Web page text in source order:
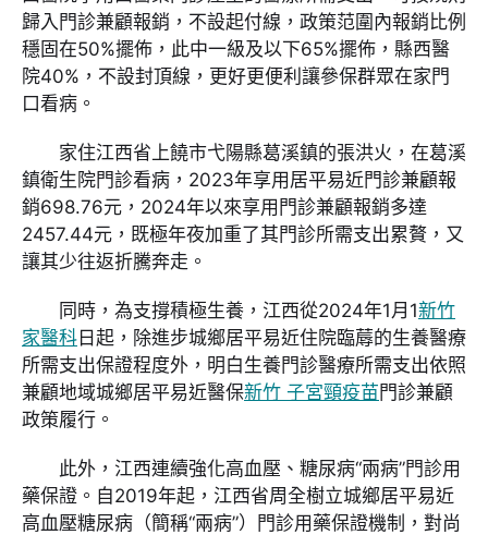
歸入門診兼顧報銷，不設起付線，政策范圍內報銷比例
穩固在50%擺佈，此中一級及以下65%擺佈，縣西醫
院40%，不設封頂線，更好更便利讓參保群眾在家門
口看病。
家住江西省上饒市弋陽縣葛溪鎮的張洪火，在葛溪
鎮衛生院門診看病，2023年享用居平易近門診兼顧報
銷698.76元，2024年以來享用門診兼顧報銷多達
2457.44元，既極年夜加重了其門診所需支出累贅，又
讓其少往返折騰奔走。
同時，為支撐積極生養，江西從2024年1月1新竹
家醫科日起，除進步城鄉居平易近住院臨蓐的生養醫療
所需支出保證程度外，明白生養門診醫療所需支出依照
兼顧地域城鄉居平易近醫保新竹 子宮頸疫苗門診兼顧
政策履行。
此外，江西連續強化高血壓、糖尿病“兩病”門診用
藥保證。自2019年起，江西省周全樹立城鄉居平易近
高血壓糖尿病（簡稱“兩病”）門診用藥保證機制，對尚